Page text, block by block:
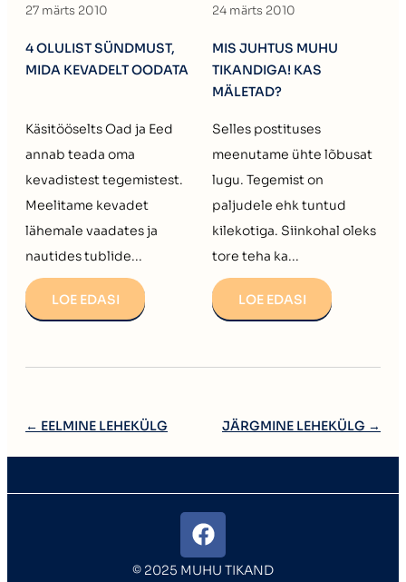
27 märts 2010
4 OLULIST SÜNDMUST,
MIDA KEVADELT OODATA
Käsitööselts Oad ja Eed
annab teada oma
kevadistest tegemistest.
Meelitame kevadet
lähemale vaadates ja
nautides tublide...
LOE EDASI
24 märts 2010
MIS JUHTUS MUHU
TIKANDIGA! KAS
MÄLETAD?
Selles postituses
meenutame ühte lõbusat
lugu. Tegemist on
paljudele ehk tuntud
kilekotiga. Siinkohal oleks
tore teha ka...
LOE EDASI
← EELMINE LEHEKÜLG JÄRGMINE LEHEKÜLG →
© 2025 MUHU TIKAND